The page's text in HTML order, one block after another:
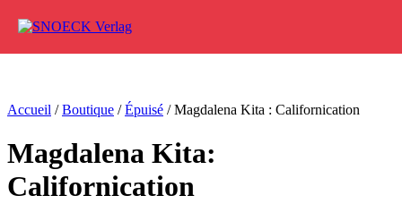
Accueil /Boutique /Épuisé / Magdalena Kita : Californication
Magdalena Kita:
Californication